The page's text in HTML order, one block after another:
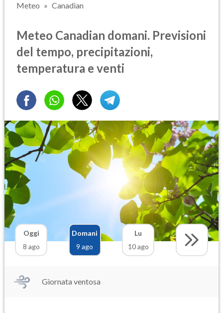
Meteo Canadian
Meteo Canadian domani. Previsioni
del tempo, precipitazioni,
temperatura e venti
Oggi
8 ago
Domani
9 ago
Lu
10 ago
Giornata ventosa